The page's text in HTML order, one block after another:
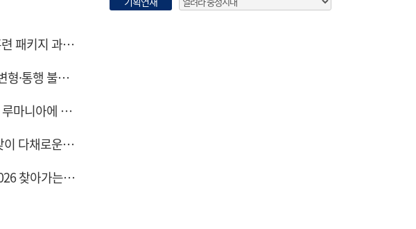
한기대 STEP, '스마트직업훈련 패키지 과정 3기' 모집
울산 농소∼강동 도로, 지형 변형·통행 불편 해법 찾는다
인공위성 기업 컨텍-AP위성, 루마니아에 지상국 시스템 전수
천안도솔도서관, 여름방학 맞이 다채로운 독서문화 프로그램 운영
천안어린이꿈누리터, 8월 '2026 찾아가는 팝업놀이터' 운영